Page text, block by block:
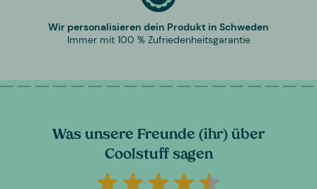
Wir personalisieren dein Produkt in Schweden
Immer mit 100 % Zufriedenheitsgarantie
Was unsere Freunde (ihr) über
Coolstuff sagen